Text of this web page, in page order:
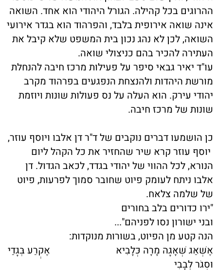
ההרוגים בכל קהילה. הגורל היהודי הוא אחד. השואה
אינה שואה אירופית בלבד, והפרהוד הוא בגדר אירועי
השואה, לכן לא נהג נכון בית המשפט שלא קיבל את
העתירה להכיר בהם כניצולי שואה.
עו"ד יאיר גבאי סיפר על פעילות מרכז חיבה להנחלת
מורשת היהדות ולהנצחת הנפגעים בפרהוד מקרב
יהודי עירק. הוא העלה על נס פעולות שונות ויוזמת
שונות של מרכז חיבה.
כן הושמעו דברים נוקבים של ד"ר דן אלבו ויוסף עוזר,
יוסף עוזר קרא שיר שהחזיר את כל הקהל ליום
הנורא, לכל ההווי של יהודי בגדד, לכאב הגדול. דן
אלבו ניתח לעומק פיוט שחובר סמוך לפרעות, פיוט
של שלמה צלאח.
"ירו כדורים בלב בחורים
ובני ישורון נסו לפניהם"...
הנה קטע מן הפיוט, בשורות מנוקדות:
אֶשְׁאַג שְׁאָגָה מָרָה כְּלָבִיא אֶקְרַע בְּגָדַי
וּסְגֹר לְבָבִי